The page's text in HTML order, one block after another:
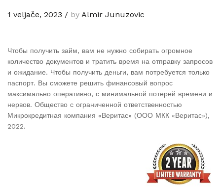
1 veljače, 2023 / by Almir Junuzovic
Чтобы получить займ, вам не нужно собирать огромное
количество документов и тратить время на отправку запросов
и ожидание. Чтобы получить деньги, вам потребуется только
паспорт. Вы сможете решить финансовый вопрос
максимально оперативно, с минимальной потерей времени и
нервов. Общество с ограниченной ответственностью
Микрокредитная компания «Веритас» (ООО МКК «Веритас»),
2022.